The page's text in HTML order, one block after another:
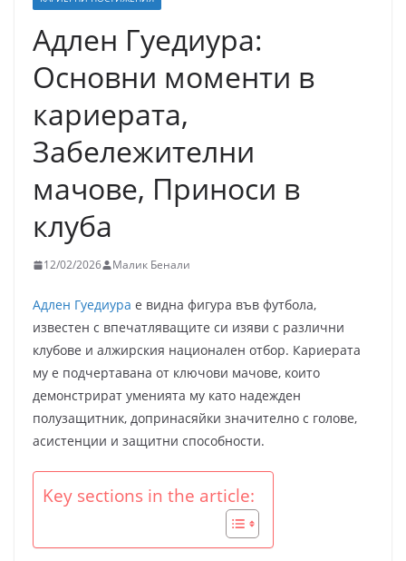
Адлен Гуедиура:
Основни моменти в
кариерата,
Забележителни
мачове, Приноси в
клуба
12/02/2026 Малик Бенали
Адлен Гуедиура е видна фигура във футбола,
известен с впечатляващите си изяви с различни
клубове и алжирския национален отбор. Кариерата
му е подчертавана от ключови мачове, които
демонстрират уменията му като надежден
полузащитник, допринасяйки значително с голове,
асистенции и защитни способности.
Key sections in the article: